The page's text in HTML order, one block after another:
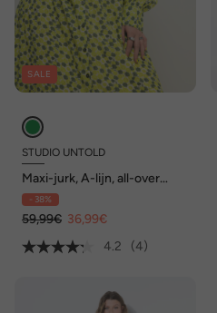
SALE
STUDIO UNTOLD
Maxi-jurk, A-lijn, all-over
print, V-hals, knoopsluiting
- 38%
59,99€ 36,99€
4.2
(4)